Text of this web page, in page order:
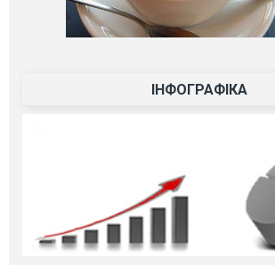
ІНФОГРАФІКА